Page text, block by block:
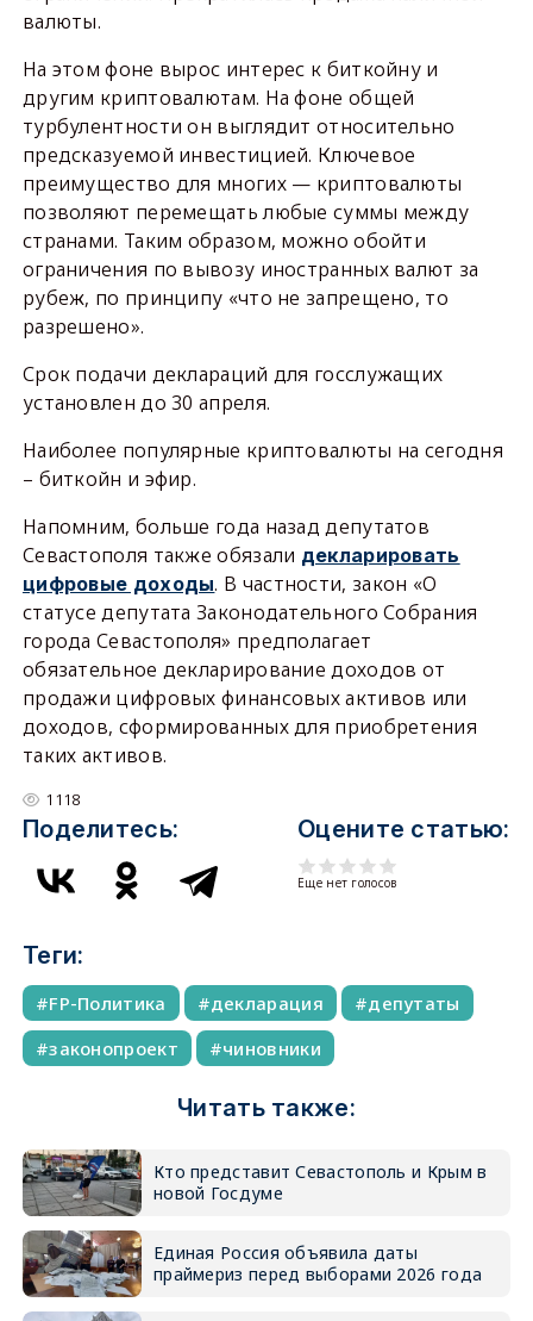
валюты.
На этом фоне вырос интерес к биткойну и
другим криптовалютам. На фоне общей
турбулентности он выглядит относительно
предсказуемой инвестицией. Ключевое
преимущество для многих — криптовалюты
позволяют перемещать любые суммы между
странами. Таким образом, можно обойти
ограничения по вывозу иностранных валют за
рубеж, по принципу «что не запрещено, то
разрешено».
Срок подачи деклараций для госслужащих
установлен до 30 апреля.
Наиболее популярные криптовалюты на сегодня
– биткойн и эфир.
Напомним, больше года назад депутатов
Севастополя также обязали декларировать
цифровые доходы. В частности, закон «О
статусе депутата Законодательного Собрания
города Севастополя» предполагает
обязательное декларирование доходов от
продажи цифровых финансовых активов или
доходов, сформированных для приобретения
таких активов.
1118
Поделитесь: Оцените статью:
Еще нет голосов
Теги:
FP-Политика декларация
депутаты
законопроект
чиновники
Читать также:
Кто представит Севастополь и Крым в
новой Госдуме
Единая Россия объявила даты
праймериз перед выборами 2026 года